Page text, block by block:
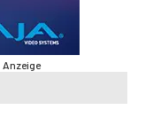
Anzeige